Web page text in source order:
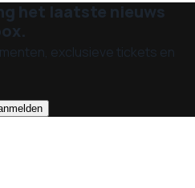
het laatste nieuws
exclusieve tickets en